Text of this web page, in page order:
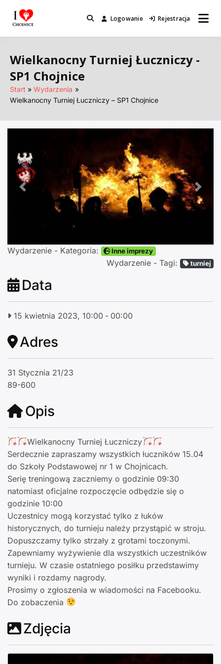
Miejsca które warto odwiedzić.
Logowanie Rejestracja
Wielkanocny Turniej Łuczniczy -
SP1 Chojnice
Start
Wydarzenia
Wielkanocny Turniej Łuczniczy – SP1 Chojnice
Poprzednie
Wydarzenie - Kategoria: Inne imprezy
Wydarzenie - Tagi: turniej
Data
15 kwietnia 2023, 10:00 - 00:00
Adres
31 Stycznia 21/23
89-600
Opis
Wielkanocny Turniej Łuczniczy
Serdecznie zapraszamy wszystkich łuczników 15.04
do Szkoły Podstawowej nr 1 w Chojnicach.
Serię treningową zaczniemy o godzinie 09:30
natomiast oficjalne rozpoczęcie odbędzie się o
godzinie 10:00
Uczestnicy mogą korzystać tylko z łuków
historycznych, do turnieju należy przystąpić w stroju.
Dopuszczamy tylko strzały z grotami toczonymi.
Zapewniamy wyżywienie dla wszystkich uczestników
turnieju. W czasie ostatniego posiłku przedstawimy
wyniki i rozdamy nagrody.
Prosimy o zgłoszenia w wiadomości na Facebooku.
Do zobaczenia
Zdjęcia